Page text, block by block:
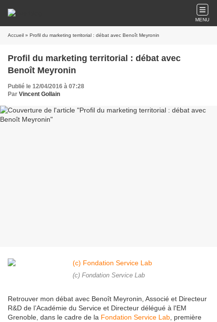
MENU
Accueil » Profil du marketing territorial : débat avec Benoît Meyronin
Profil du marketing territorial : débat avec
Benoît Meyronin
Publié le 12/04/2016 à 07:28
Par Vincent Gollain
(c) Fondation Service Lab
Retrouver mon débat avec Benoît Meyronin, Associé et Directeur
R&D de l’Académie du Service et Directeur délégué à l'EM
Grenoble, dans le cadre de la Fondation Service Lab , première